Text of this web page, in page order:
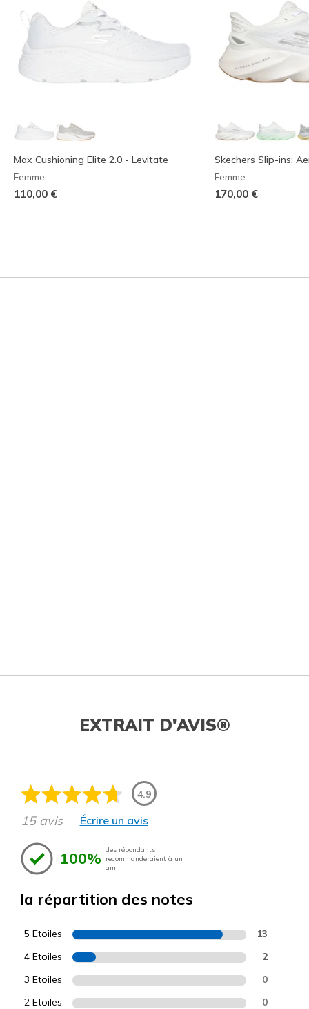
Max Cushioning Elite 2.0 - Levitate
Femme
110,00 €
Skechers Slip-ins:
Femme
170,00 €
EXTRAIT D'AVIS®
4.9
15 avis Écrire un avis
100% des répondants
recommanderaient à un
ami
la répartition des notes
5 Etoiles 13
4 Etoiles 2
3 Etoiles 0
2 Etoiles 0